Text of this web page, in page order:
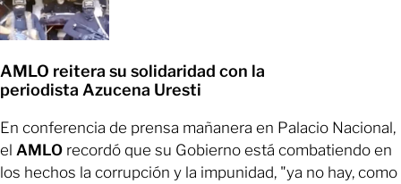
AMLO reitera su solidaridad con la
periodista Azucena Uresti
En conferencia de prensa mañanera en Palacio Nacional,
el AMLO recordó que su Gobierno está combatiendo en
los hechos la corrupción y la impunidad, "ya no hay, como